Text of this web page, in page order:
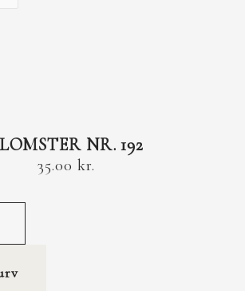
NR. 192
35.00 kr.